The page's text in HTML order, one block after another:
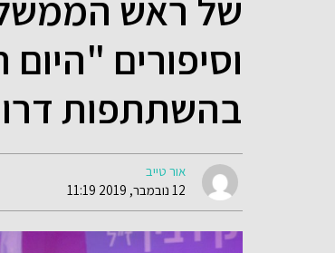
וסיפורים
בהשתתפות
אור טייב
12 נובמבר, 2019 11:19